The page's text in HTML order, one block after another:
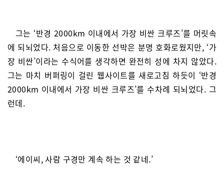
그는 ‘반경 2000km 이내에서 가장 비싼 크루즈’를 머릿속
에 되뇌었다. 처음으로 이동한 선박은 분명 호화로웠지만, ‘가
장 비싼’이라는 수식어를 생각하면 완전히 성에 차지 않았다.
그는 마치 버퍼링이 걸린 웹사이트를 새로고침 하듯이 ‘반경
2000km 이내에서 가장 비싼 크루즈’를 수차례 되뇌었다. 그
런데.
‘에이씨, 사람 구경만 계속 하는 것 같네.’